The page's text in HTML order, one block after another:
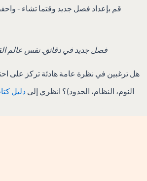
قم بإعداد فصل جديد وقتما تشاء -
فصل جديد في دقائق. نفس عالم
هل ترغبين في نظرة عامة هادئة تركز على
النوم، النظام، الحدود)؟ انظري إلىدليل